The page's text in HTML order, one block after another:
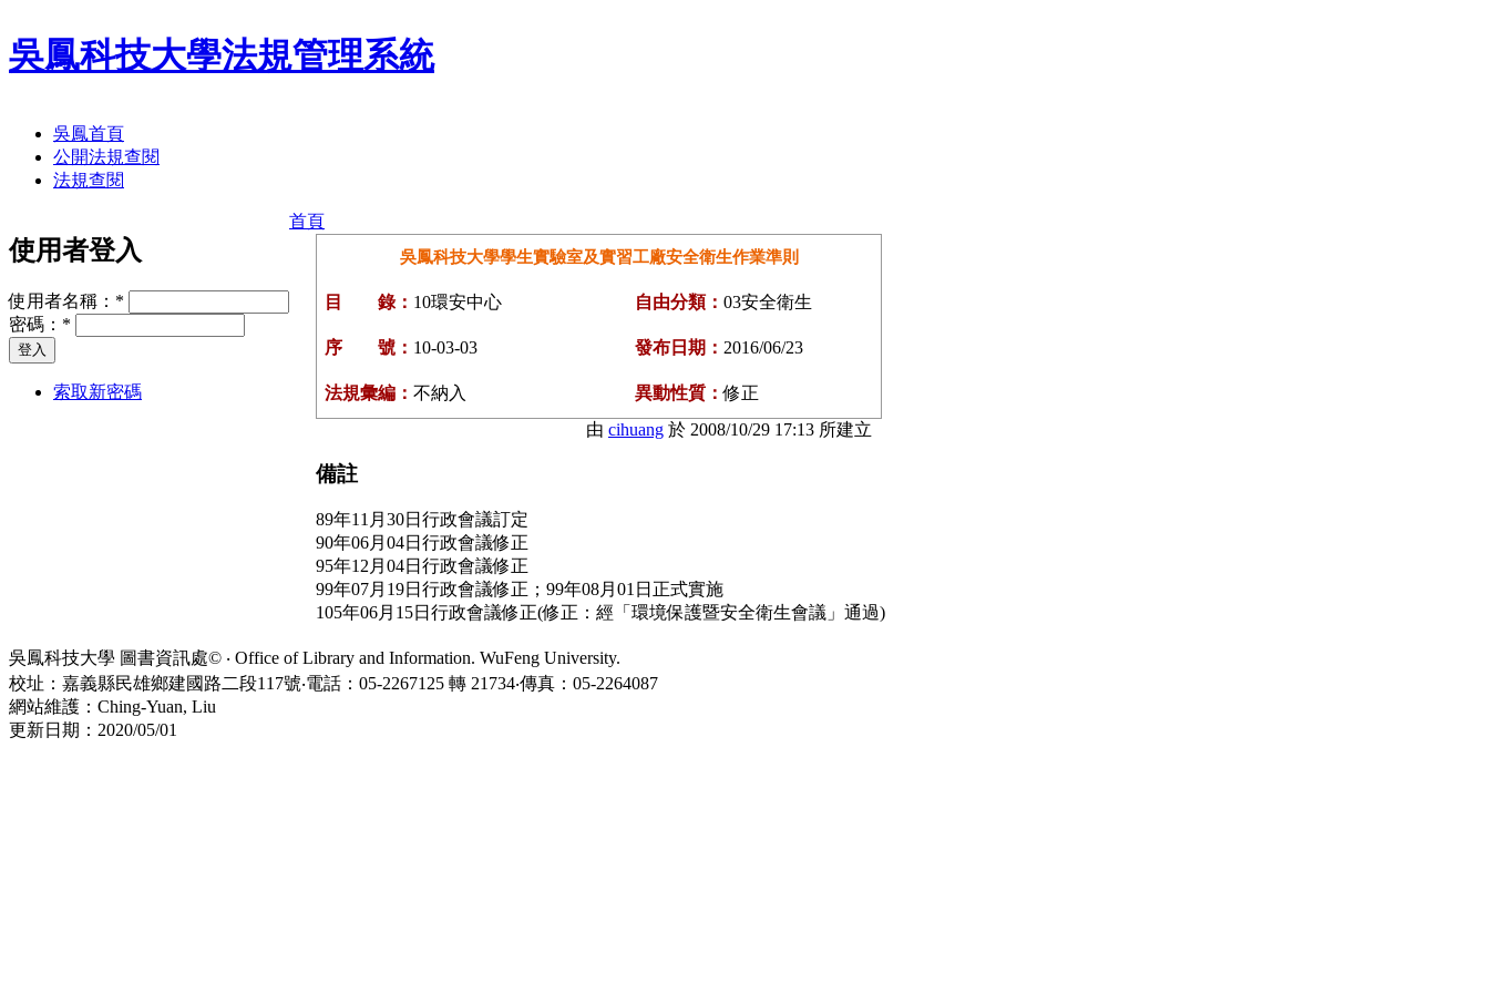
吳鳳科技大學法規管理系統
吳鳳首頁
公開法規查閱
法規查閱
使用者登入
使用者名稱： *
密碼： *
索取新密碼
首頁
吳鳳科技大學學生實驗室及實習工廠安全衛生作業準則
目 錄： 10環安中心 自由分類： 03安全衛生
序 號： 10-03-03 發布日期： 2016/06/23
法規彙編： 不納入 異動性質：修正
由 cihuang 於 2008/10/29 17:13 所建立
備註
89年11月30日行政會議訂定
90年06月04日行政會議修正
95年12月04日行政會議修正
99年07月19日行政會議修正；99年08月01日正式實施
105年06月15日行政會議修正(修正：經「環境保護暨安全衛生會議」通過)
吳鳳科技大學 圖書資訊處© ‧ Office of Library and Information. WuFeng University.
校址：嘉義縣民雄鄉建國路二段117號‧電話：05-2267125 轉 21734‧傳真：05-2264087
網站維護：Ching-Yuan, Liu
更新日期：2020/05/01